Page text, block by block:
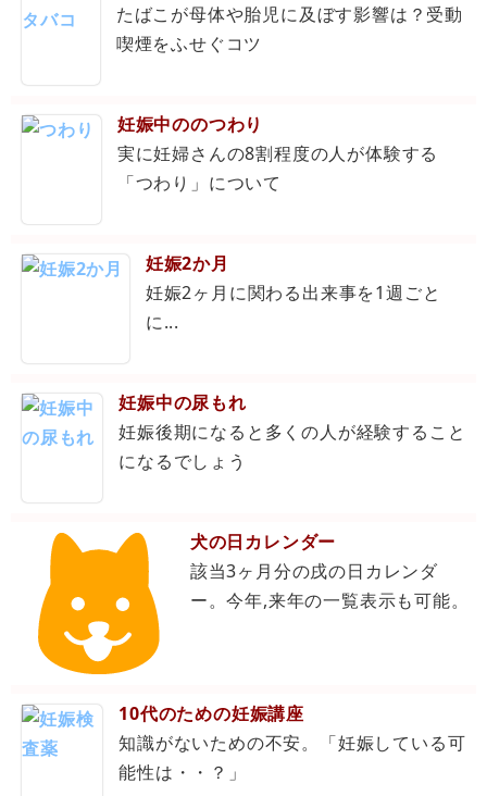
たばこが母体や胎児に及ぼす影響は？受動
喫煙をふせぐコツ
妊娠中ののつわり
実に妊婦さんの8割程度の人が体験する
「つわり」について
妊娠2か月
妊娠2ヶ月に関わる出来事を1週ごと
に...
妊娠中の尿もれ
妊娠後期になると多くの人が経験すること
になるでしょう
犬の日カレンダー
該当3ヶ月分の戌の日カレンダ
ー。今年,来年の一覧表示も可能。
10代のための妊娠講座
知識がないための不安。「妊娠している可
能性は・・？」